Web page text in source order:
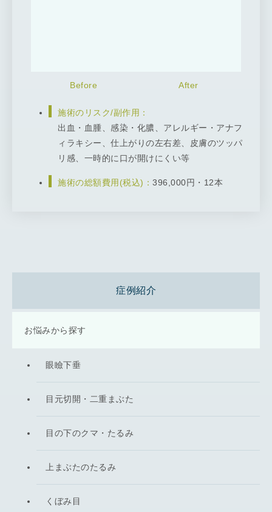
症例紹介
お悩みから探す
眼瞼下垂
目元切開・二重まぶた
目の下のクマ・たるみ
上まぶたのたるみ
くぼみ目
施術のリスク/副作用：
出血・血腫、感染・化膿、アレルギー・アナフ
ィラキシー、仕上がりの左右差、皮膚のツッパ
リ感、一時的に口が開けにくい等
施術の総額費用(税込)： 396,000円・12本